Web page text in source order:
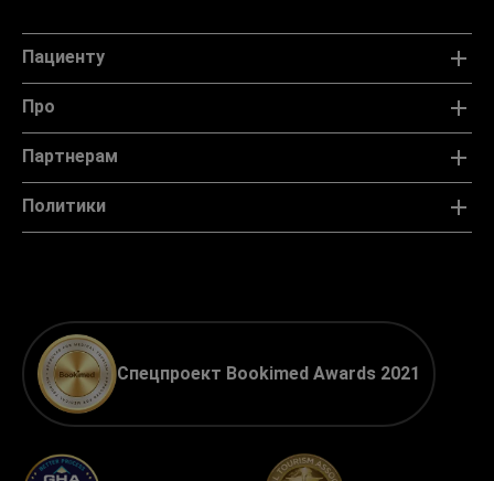
Пациенту
Про
Партнерам
Политики
Спецпроект Bookimed Awards 2021